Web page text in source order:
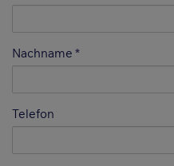
Nachname
Telefon